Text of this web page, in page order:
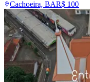
Cachoeira, BAR$ 100